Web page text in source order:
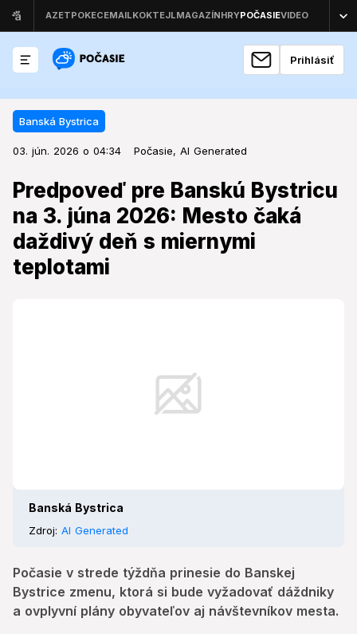
Prihlásiť
Banská Bystrica
03. jún. 2026 o 04:34 Počasie, AI Generated
Predpoveď pre Banskú Bystricu
na 3. júna 2026: Mesto čaká
daždivý deň s miernymi
teplotami
Banská Bystrica
Zdroj: AI Generated
Počasie v strede týždňa prinesie do Banskej
Bystrice zmenu, ktorá si bude vyžadovať dáždniky
a ovplyvní plány obyvateľov aj návštevníkov mesta.
Banská Bystrica
Predpoveď pre Banskú Bystricu na
3. júna 2026: Mesto čaká daždivý
deň s miernymi teplotami
Počasie v strede týždňa prinesie do Banskej Bystrice
zmenu, ktorá si bude vyžadovať dáždniky a ovplyvní
plány obyvateľov aj návštevníkov mesta.